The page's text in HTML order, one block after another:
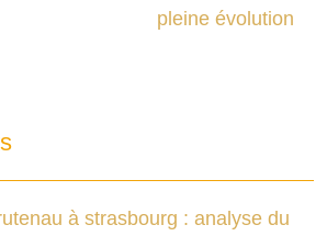
pleine évolution
à strasbourg : analyse du